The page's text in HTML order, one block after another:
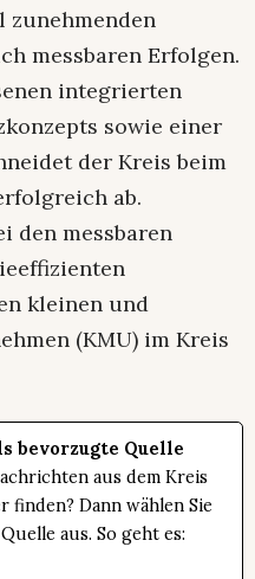
zunehmenden
messbaren Erfolgen.
integrierten
sowie einer
der Kreis beim
ab.
den messbaren
kleinen und
(KMU) im Kreis
bevorzugte Quelle
aus dem Kreis
finden? Dann wählen Sie
aus. So geht es: